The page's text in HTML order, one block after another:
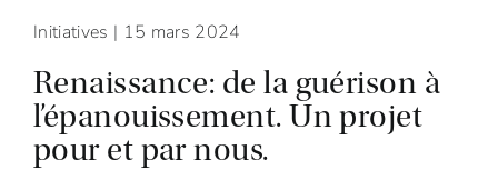
Initiatives | 15 mars 2024
Renaissance: de la guérison à
l’épanouissement. Un projet
pour et par nous.